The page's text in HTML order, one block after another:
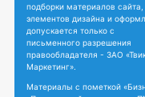
подборки материалов сайта,
элементов дизайна и
допускается только с
письменного разрешения
правообладателя - ЗАО
Маркетинг».
Материалы с пометкой